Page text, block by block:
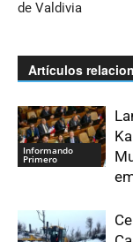
de Valdivia
Artículos
Informando
Primero